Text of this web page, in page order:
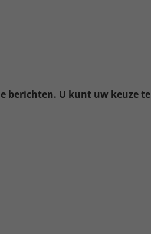
berichten. U kunt uw keuze te